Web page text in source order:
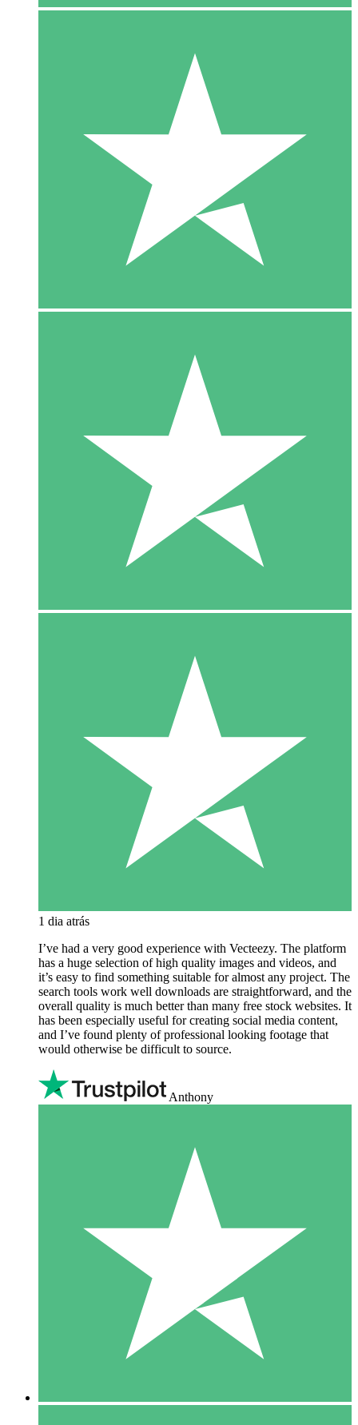
1 dia atrás
I’ve had a very good experience with Vecteezy. The platform
has a huge selection of high quality images and videos, and
it’s easy to find something suitable for almost any project. The
search tools work well downloads are straightforward, and the
overall quality is much better than many free stock websites. It
has been especially useful for creating social media content,
and I’ve found plenty of professional looking footage that
would otherwise be difficult to source.
Anthony